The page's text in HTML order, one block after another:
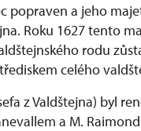
popraven a jeho
Roku 1627 tento
rodu
celého
z Valdštejna) byl
a M.